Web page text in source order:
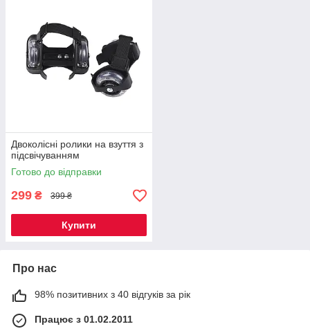
Двоколісні ролики на взуття з
підсвічуванням
Готово до відправки
299 ₴ 399 ₴
Купити
Про нас
98% позитивних з 40 відгуків за рік
Працює з 01.02.2011